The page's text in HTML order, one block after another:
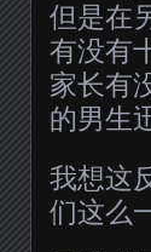
但是在
有没有
家长有
的男生
我想这
们这么